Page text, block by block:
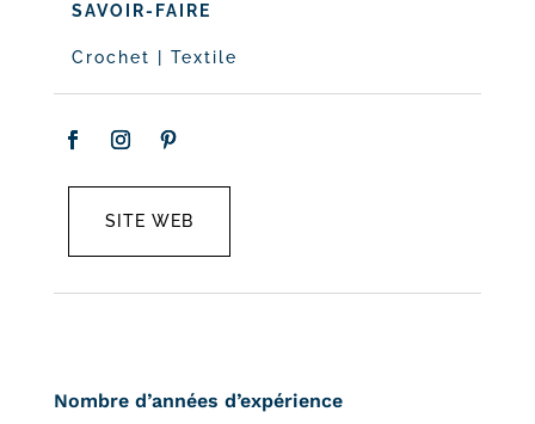
SAVOIR-FAIRE
Crochet Textile
SITE WEB
Nombre d’années d’expérience